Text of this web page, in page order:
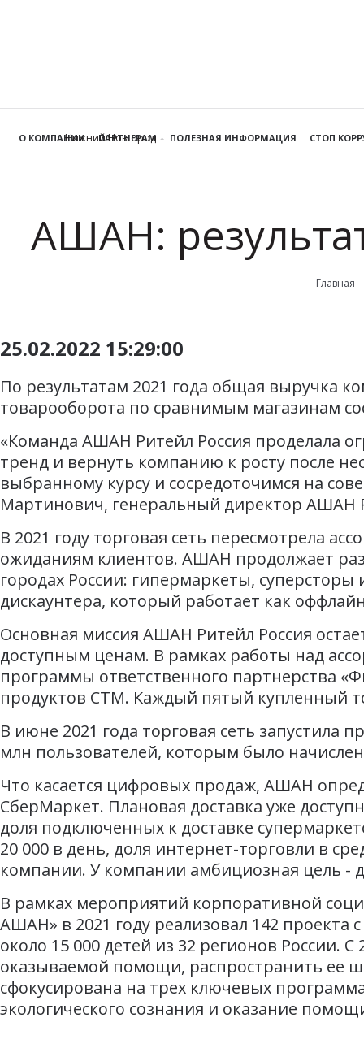
Нижний Новгород
О КОМПАНИИ ПАРТНЕРАМ ПОЛЕЗНАЯ ИНФОРМАЦИЯ СТОП
АШАН:
Главная
25.02.2022 15:29:00
По результатам 2021 года общая выручка
товарооборота по сравнимым магазинам
«Команда АШАН Ритейл Россия проделала
тренд и вернуть компанию к росту после
выбранному курсу и сосредоточимся на
Мартинович, генеральный директор АШАН
В 2021 году торговая сеть пересмотрела
ожиданиям клиентов. АШАН продолжает
городах России: гипермаркеты,
дискаунтера, который работает как
Основная миссия АШАН Ритейл Россия
доступным ценам. В рамках работы над
программы ответственного партнерства
продуктов СТМ. Каждый пятый купленный
В июне 2021 года торговая сеть запустила
млн пользователей, которым было
Что касается цифровых продаж, АШАН
СберМаркет. Плановая доставка уже
доля подключенных к доставке
20 000 в день, доля интернет-торговли в
компании. У компании амбициозная цель -
В рамках мероприятий корпоративной
АШАН» в 2021 году реализовал 142
около 15 000 детей из 32 регионов России.
оказываемой помощи, распространить ее
сфокусирована на трех ключевых
экологического сознания и оказание